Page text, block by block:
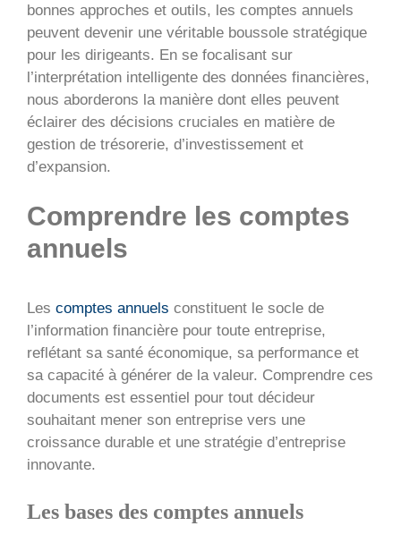
bonnes approches et outils, les comptes annuels
peuvent devenir une véritable boussole stratégique
pour les dirigeants. En se focalisant sur
l’interprétation intelligente des données financières,
nous aborderons la manière dont elles peuvent
éclairer des décisions cruciales en matière de
gestion de trésorerie, d’investissement et
d’expansion.
Comprendre les comptes
annuels
Les comptes annuels constituent le socle de
l’information financière pour toute entreprise,
reflétant sa santé économique, sa performance et
sa capacité à générer de la valeur. Comprendre ces
documents est essentiel pour tout décideur
souhaitant mener son entreprise vers une
croissance durable et une stratégie d’entreprise
innovante.
Les bases des comptes annuels